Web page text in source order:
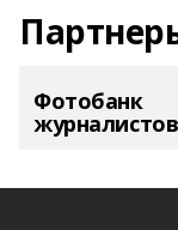
Фотобанк